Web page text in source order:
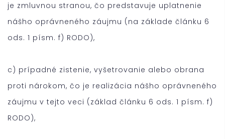
je zmluvnou stranou, čo predstavuje uplatnenie
nášho oprávneného záujmu (na základe článku 6
ods. 1 písm. f) RODO),
c) prípadné zistenie, vyšetrovanie alebo obrana
proti nárokom, čo je realizácia nášho oprávneného
záujmu v tejto veci (základ článku 6 ods. 1 písm. f)
RODO),